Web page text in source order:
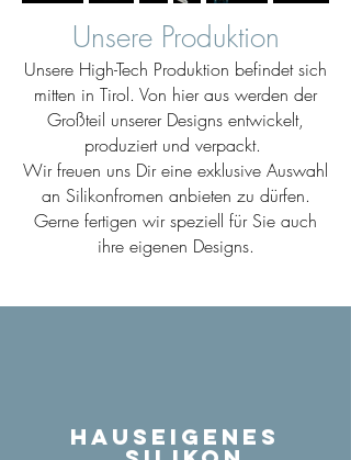
Unsere Produktion
Unsere High-Tech Produktion befindet sich
mitten in Tirol. Von hier aus werden der
Großteil unserer Designs entwickelt,
produziert und verpackt.
Wir freuen uns Dir eine exklusive Auswahl
an Silikonfromen anbieten zu dürfen.
Gerne fertigen wir speziell für Sie auch
ihre eigenen Designs.
Hauseigenes